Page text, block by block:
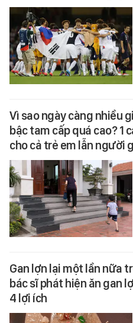
Vì sao ngày càng nhiều
bậc tam cấp quá cao? 1
cho cả trẻ em lẫn người
Gan lợn lại một lần nữa
bác sĩ phát hiện ăn gan
4 lợi ích